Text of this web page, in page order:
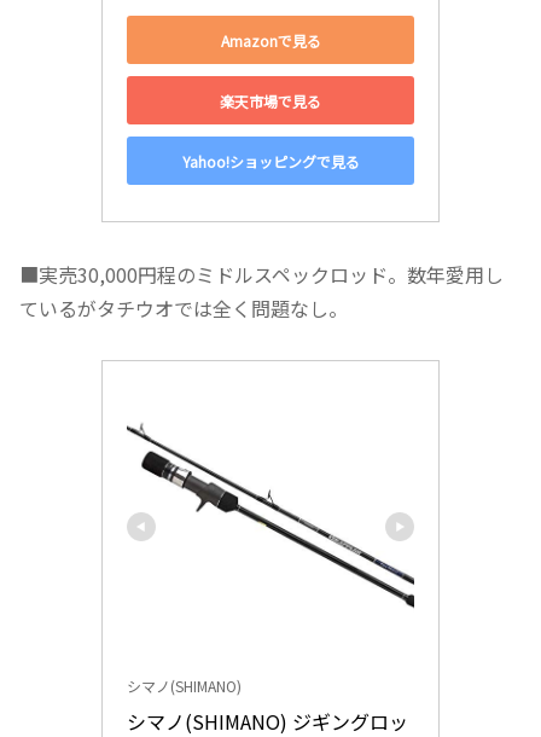
Amazonで見る
楽天市場で見る
Yahoo!ショッピングで見る
■実売30,000円程のミドルスペックロッド。数年愛用し
ているがタチウオでは全く問題なし。
シマノ(SHIMANO)
シマノ(SHIMANO) ジギングロッ